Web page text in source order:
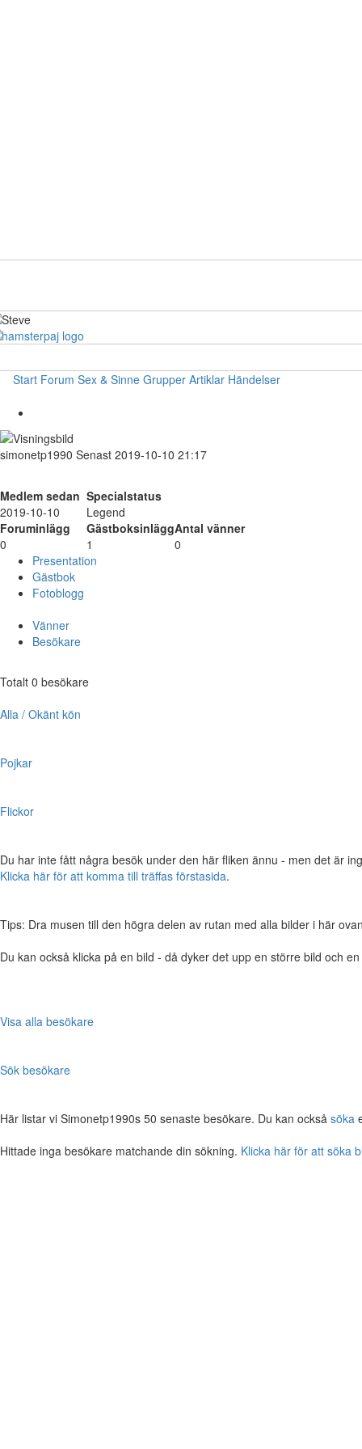
Start Forum Sex & Sinne Grupper Artiklar Händelser
simonetp1990 Senast 2019-10-10 21:17
Medlem sedan Specialstatus
2019-10-10
Legend
Foruminlägg
GästboksinläggAntal vänner
0
1
0
Presentation
Gästbok
Fotoblogg
Vänner
Besökare
Totalt 0 besökare
Alla / Okänt kön
Pojkar
Flickor
Du har inte fått några besök under den här fliken ännu - men det är
Klicka här för att komma till träffas förstasida.
Tips: Dra musen till den högra delen av rutan med alla bilder i här
Du kan också klicka på en bild - då dyker det upp en större bild och
Visa alla besökare
Sök besökare
Här listar vi Simonetp1990s 50 senaste besökare. Du kan också söka
Hittade inga besökare matchande din sökning. Klicka här för att söka